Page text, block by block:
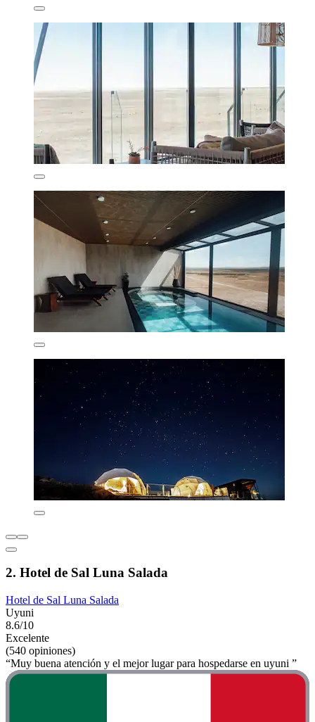
2. Hotel de Sal Luna Salada
Hotel de Sal Luna Salada
Uyuni
8.6/10
Excelente
(540 opiniones)
“Muy buena atención y el mejor lugar para hospedarse en uyuni ”